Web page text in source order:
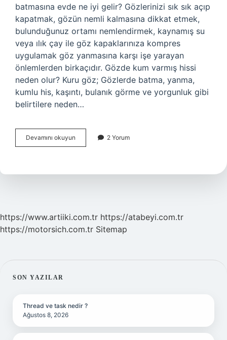
batmasına evde ne iyi gelir? Gözlerinizi sık sık açıp
kapatmak, gözün nemli kalmasına dikkat etmek,
bulunduğunuz ortamı nemlendirmek, kaynamış su
veya ılık çay ile göz kapaklarınıza kompres
uygulamak göz yanmasına karşı işe yarayan
önlemlerden birkaçıdır. Gözde kum varmış hissi
neden olur? Kuru göz; Gözlerde batma, yanma,
kumlu his, kaşıntı, bulanık görme ve yorgunluk gibi
belirtilere neden…
Devamını okuyun
Birşey
Nasıl
2 Yorum
https://www.artiiki.com.tr https://atabeyi.com.tr
https://motorsich.com.tr Sitemap
SIDEBAR
SON YAZILAR
Thread ve task nedir ?
Ağustos 8, 2026